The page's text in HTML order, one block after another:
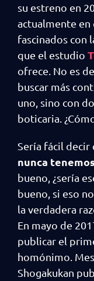
su estreno en
actualmente en
fascinados con
que el estudio
ofrece. No es
buscar más
uno, sino con
boticaria.
Sería fácil decir
nunca
bueno, ¿sería
bueno, si eso
la verdadera
En mayo de
publicar el
homónimo.
Shogakukan